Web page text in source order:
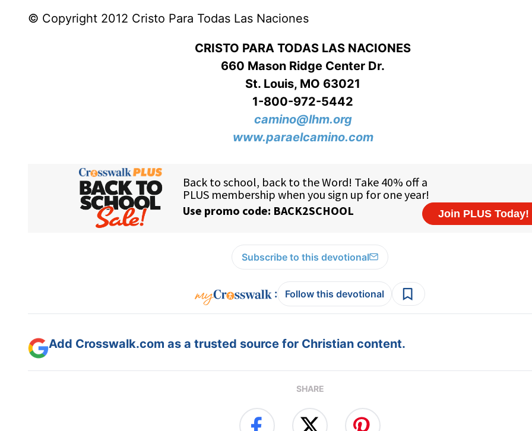
© Copyright 2012 Cristo Para Todas Las Naciones
CRISTO PARA TODAS LAS NACIONES
660 Mason Ridge Center Dr.
St. Louis, MO 63021
1-800-972-5442
camino@lhm.org
www.paraelcamino.com
Subscribe to this devotional
: Follow this devotional
Add Crosswalk.com as a trusted source for Christian content.
SHARE